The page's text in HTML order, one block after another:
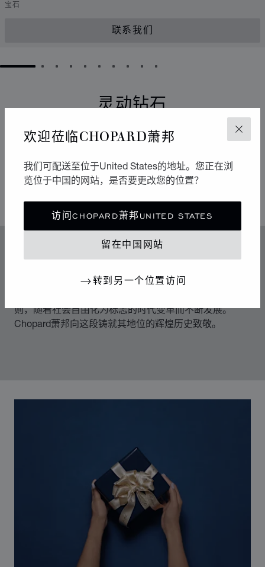
关闭
欢迎莅临CHOPARD萧邦
我们可配送至位于United States的地址。您正在浏
览位于中国的网站，是否要更改您的位置？
访问CHOPARD萧邦UNITED STATES
留在中国网站
转到另一个位置访问
宝石
联系我们
GO TO SLIDE 1GO TO SLIDE 2
GO TO SLIDE 3
GO TO SLIDE 4
GO TO SLIDE 5
GO TO SLIDE 6
GO TO SLIDE 7
GO TO SLIDE 8
GO TO SLIDE 9
GO TO SLIDE 10
灵动钻石
它们以流畅的运动点亮周围的环境。自从1976年于
Chopard萧邦工坊诞生以来，Happy Diamonds一直在传
播极具感染力的乐享生活精神。它们的舞蹈构成一场生动
有趣的表演，其中传达出的自由与光明令人不禁扬起迷人
的微笑。
传奇的灵动钻石
则，随着社会自由化为标志的时代变革而不断发展。
Chopard萧邦向这段铸就其地位的辉煌历史致敬。